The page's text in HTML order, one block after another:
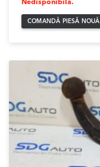
Nedisponibilă.
COMANDĂ PIESĂ NOUĂ